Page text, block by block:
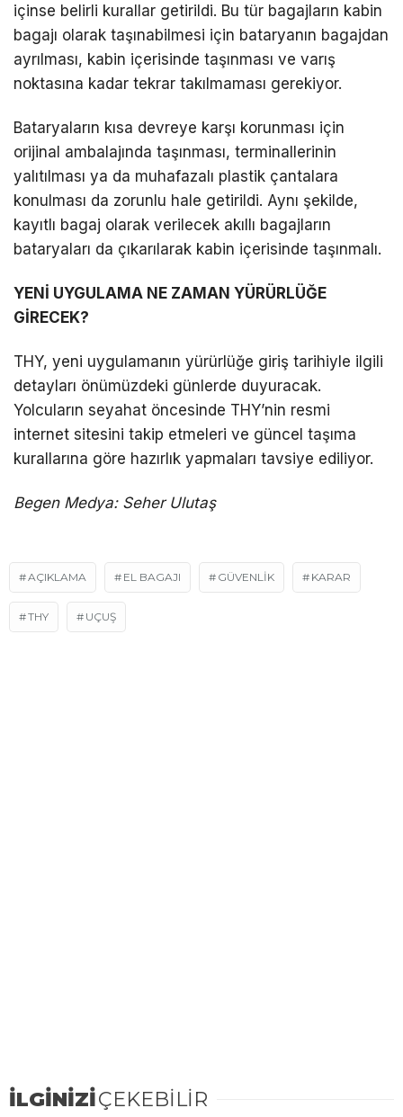
içinse belirli kurallar getirildi. Bu tür bagajların kabin
bagajı olarak taşınabilmesi için bataryanın bagajdan
ayrılması, kabin içerisinde taşınması ve varış
noktasına kadar tekrar takılmaması gerekiyor.
Bataryaların kısa devreye karşı korunması için
orijinal ambalajında taşınması, terminallerinin
yalıtılması ya da muhafazalı plastik çantalara
konulması da zorunlu hale getirildi. Aynı şekilde,
kayıtlı bagaj olarak verilecek akıllı bagajların
bataryaları da çıkarılarak kabin içerisinde taşınmalı.
YENİ UYGULAMA NE ZAMAN YÜRÜRLÜĞE
GİRECEK?
THY, yeni uygulamanın yürürlüğe giriş tarihiyle ilgili
detayları önümüzdeki günlerde duyuracak.
Yolcuların seyahat öncesinde THY’nin resmi
internet sitesini takip etmeleri ve güncel taşıma
kurallarına göre hazırlık yapmaları tavsiye ediliyor.
Begen Medya: Seher Ulutaş
AÇIKLAMA EL BAGAJI GÜVENLIK KARAR
THY UÇUŞ
İLGİNİZİÇEKEBİLİR